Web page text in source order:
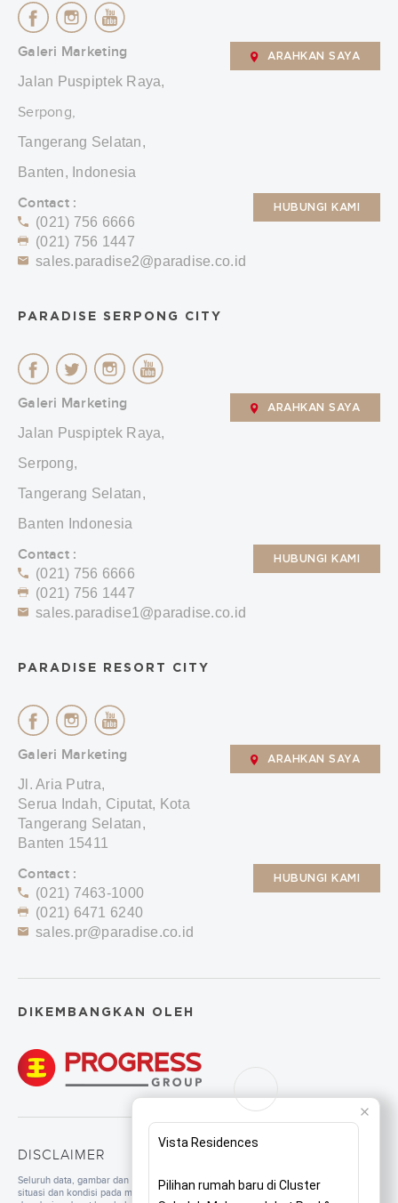
Galeri Marketing
Jalan Puspiptek Raya,
Serpong,
Tangerang Selatan,
Banten, Indonesia
ARAHKAN SAYA
Contact :
(021) 756 6666
(021) 756 1447
sales.paradise2@paradise.co.id
HUBUNGI KAMI
PARADISE SERPONG CITY
Galeri Marketing
Jalan Puspiptek Raya,
Serpong,
Tangerang Selatan,
Banten Indonesia
ARAHKAN SAYA
Contact :
(021) 756 6666
(021) 756 1447
sales.paradise1@paradise.co.id
HUBUNGI KAMI
PARADISE RESORT CITY
Galeri Marketing
Jl. Aria Putra,
Serua Indah, Ciputat, Kota
Tangerang Selatan,
Banten 15411
ARAHKAN SAYA
Contact :
(021) 7463-1000
(021) 6471 6240
sales.pr@paradise.co.id
HUBUNGI KAMI
DIKEMBANGKAN OLEH
DISCLAIMER
Seluruh data, gambar dan tulisan yang tercantum di dalam website merupakan
situasi dan kondisi pada masa persiapan. Untuk pengembangan mutu, spesifikasi
Vista Residences
Pilihan rumah baru di Cluster